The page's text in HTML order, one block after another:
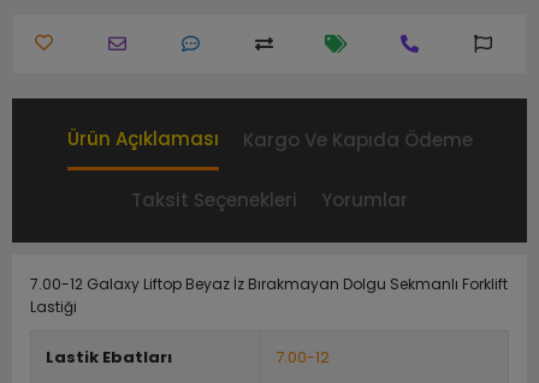
Ürün Açıklaması Kargo Ve Kapıda Ödeme
Taksit Seçenekleri Yorumlar
7.00-12 Galaxy Liftop Beyaz İz Bırakmayan Dolgu Sekmanlı Forklift
Lastiği
Lastik Ebatları 7.00-12